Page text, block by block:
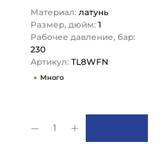
1in TL8WFN TITAN…
Материал: латунь
Размер, дюйм: 1
Рабочее давление, бар:
230
Артикул: TL8WFN
Много
1